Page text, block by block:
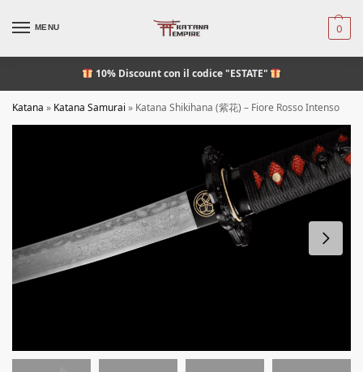
MENU 0
10% Discountcon il codice "ESTATE"
Katana » Katana Samurai » Katana Shikihana (紫花) – Fiore Rosso Intenso